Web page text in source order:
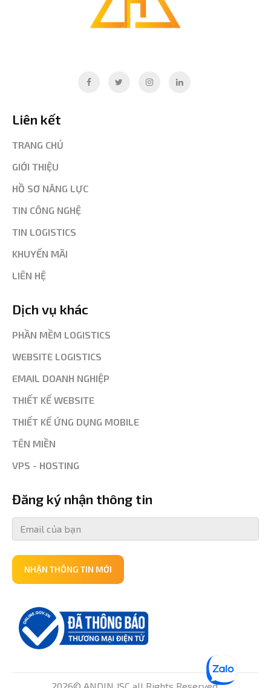
Liên kết
TRANG CHỦ
GIỚI THIỆU
HỒ SƠ NĂNG LỰC
TIN CÔNG NGHỆ
TIN LOGISTICS
KHUYẾN MÃI
LIÊN HỆ
Dịch vụ khác
PHẦN MỀM LOGISTICS
WEBSITE LOGISTICS
EMAIL DOANH NGHIỆP
THIẾT KẾ WEBSITE
THIẾT KẾ ỨNG DỤNG MOBILE
TÊN MIỀN
VPS - HOSTING
Đăng ký nhận thông tin
NHẬN THÔNG TIN MỚI
2026© ANDIN JSC all Rights Reserved.